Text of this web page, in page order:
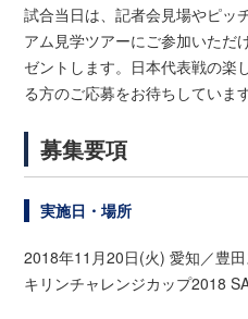
試合当日は、記者会見場やピッ
アム見学ツアーにご参加いただ
ゼントします。日本代表戦の楽
る方のご応募をお待ちしていま
募集要項
実施日・場所
2018年11月20日(火) 愛知／豊
キリンチャレンジカップ2018